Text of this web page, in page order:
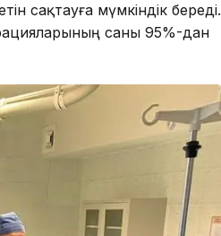
сақтауға мүмкіндік береді.
саны 95%-дан